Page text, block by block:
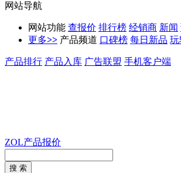
网站导航
网站功能 查报价 排行榜 经销商 新闻
更多>> 产品频道 口碑榜 每日新品 玩
产品排行 产品入库 广告联盟 手机客户端
ZOL产品报价